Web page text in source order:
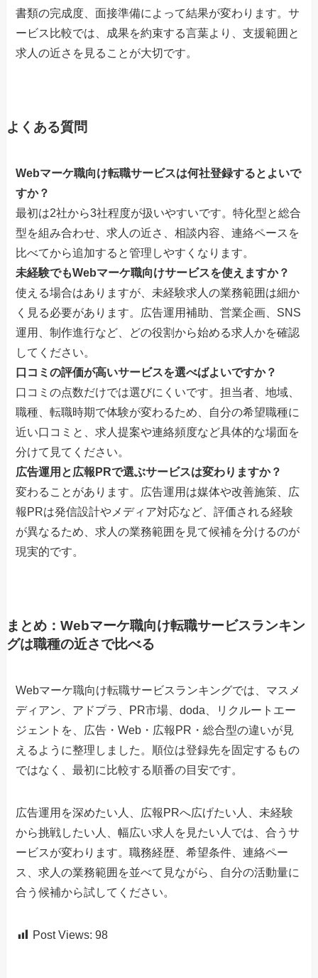
書類の完成度、面接準備によって結果が変わります。サ
ービス比較では、成果を約束する言葉より、支援範囲と
求人の近さを見ることが大切です。
よくある質問
Webマーケ職向け転職サービスは何社登録するとよいで
すか？
最初は2社から3社程度が扱いやすいです。特化型と総合
型を組み合わせ、求人の近さ、相談内容、連絡ペースを
比べてから追加すると管理しやすくなります。
未経験でもWebマーケ職向けサービスを使えますか？
使える場合はありますが、未経験求人の業務範囲は細か
く見る必要があります。広告運用補助、営業企画、SNS
運用、制作進行など、どの役割から始める求人かを確認
してください。
口コミの評価が高いサービスを選べばよいですか？
口コミの点数だけでは選びにくいです。担当者、地域、
職種、転職時期で体験が変わるため、自分の希望職種に
近い口コミと、求人提案や連絡頻度など具体的な場面を
分けて見てください。
広告運用と広報PRで選ぶサービスは変わりますか？
変わることがあります。広告運用は媒体や改善施策、広
報PRは発信設計やメディア対応など、評価される経験
が異なるため、求人の業務範囲を見て候補を分けるのが
現実的です。
まとめ：Webマーケ職向け転職サービスランキン
グは職種の近さで比べる
Webマーケ職向け転職サービスランキングでは、マスメ
ディアン、アドプラ、PR市場、doda、リクルートエー
ジェントを、広告・Web・広報PR・総合型の違いが見
えるように整理しました。順位は登録先を固定するもの
ではなく、最初に比較する順番の目安です。
広告運用を深めたい人、広報PRへ広げたい人、未経験
から挑戦したい人、幅広い求人を見たい人では、合うサ
ービスが変わります。職務経歴、希望条件、連絡ペー
ス、求人の業務範囲を並べて見ながら、自分の活動量に
合う候補から試してください。
Post Views: 98